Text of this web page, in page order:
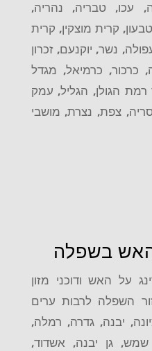
עכו, טבריה, נהריה,
קרית מוצקין, קרית
נשר, יוקנעם, זכרון
כרכור, כרמיאל, מגדל
הגולן, הגליל, עמק
צפת, נצרת, מושבי
האש בשפלה
על האש ודוכני מזון
השפלה לרבות ערים
יבנה, גדרה, רמלה,
שמש, גן יבנה, אשדוד,